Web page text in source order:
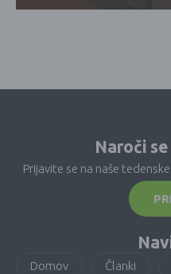
Naroči
Prijavite se na naše
Domov Članki